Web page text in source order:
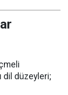
dil düzeyleri;